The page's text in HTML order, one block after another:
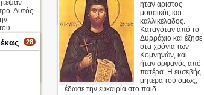
περισσότερα >
Αυτός
ήταν άριστος
μουσικός και
καλλικέλαδος.
Καταγόταν από το
Δυρράχιο και έζησε
στα χρόνια των
Κομνηνών, και
ήταν ορφανός από
πατέρα. Η ευσεβής
μητέρα του όμως,
έδωσε την ευκαιρία στο παιδ ...
28